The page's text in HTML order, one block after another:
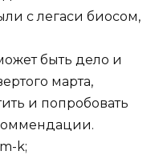
с легаси биосом,
быть дело и
марта,
и попробовать
k;